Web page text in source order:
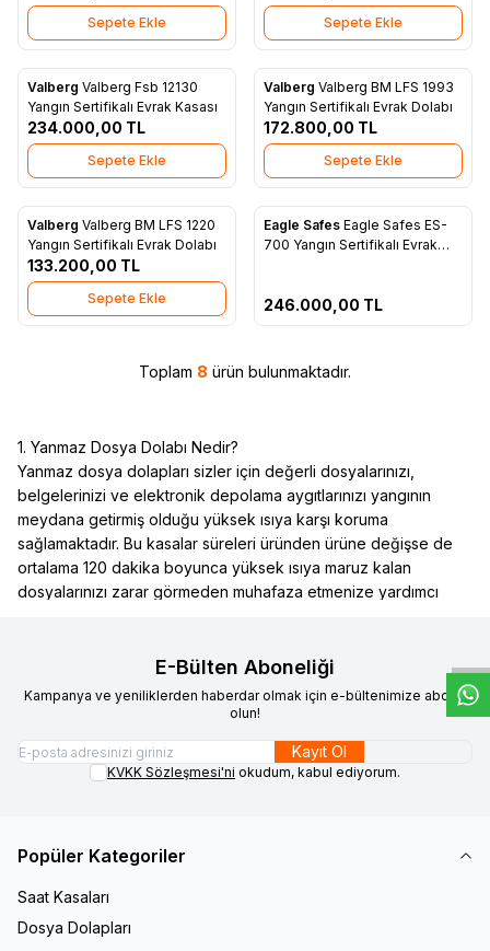
Sepete Ekle Sepete Ekle
Favorilere Ekle
Valberg Valberg Fsb 12130
Yangın Sertifikalı Evrak Kasası
234.000,00 TL
Sepete Ekle
Favorilere Ekle
Valberg Valberg BM LFS 1993
Yangın Sertifikalı Evrak Dolabı
172.800,00 TL
Sepete Ekle
Favorilere Ekle
Valberg Valberg BM LFS 1220
Yangın Sertifikalı Evrak Dolabı
133.200,00 TL
Sepete Ekle
Favorilere Ekle
Ön Sipariş Ver!
Eagle Safes Eagle Safes ES-
700 Yangın Sertifikalı Evrak
246.000,00 TL
Toplam 8 ürün bulunmaktadır.
1. Yanmaz Dosya Dolabı Nedir?
Yanmaz dosya dolapları sizler için değerli dosyalarınızı,
belgelerinizi ve elektronik depolama aygıtlarınızı yangının
meydana getirmiş olduğu yüksek ısıya karşı koruma
sağlamaktadır. Bu kasalar süreleri üründen ürüne değişse de
ortalama 120 dakika boyunca yüksek ısıya maruz kalan
dosyalarınızı zarar görmeden muhafaza etmenize yardımcı
Yanmaz dosya dolapları yangına dayanıklı malzemelerden
yapılmaktadır. Yüksek ısıya dayanıklı çelik ve özel kaplamalar
sayesinde bu dolaplar emanetlerinize en iyi şekilde koruma
Yanmaz dosya dolapları yangın karşı dayanıklılık sertifikasına
sahip dolaplardır. Belirli testlere tabii tutularak yanmazlık
sürelerle yangına dayanıklı olabilmektedirler.
bırakılan yüksek ısıya karşı dirençli değil aynı zamanda neme
ve dumana karşı da dirençli olmalarıdır. Buna ek olarak birçok
E-Bülten Aboneliği
Kampanya ve yeniliklerden haberdar olmak için e-bültenimize abone
olun!
Kayıt Ol
KVKK Sözleşmesi'ni okudum, kabul ediyorum.
Popüler Kategoriler
Saat Kasaları
Dosya Dolapları